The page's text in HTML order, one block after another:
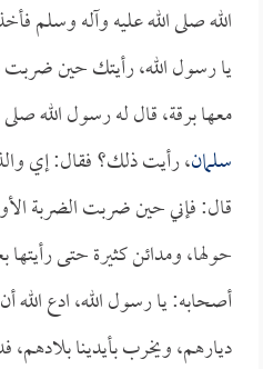
الله صلى الله عليه وآله وسلم
يا رسول الله، رأيتك حين
معها برقة، قال له رسول الله
سلمان، رأيت ذلك؟ فقال: إي
قال: فإني حين ضربت الضربة
حولها، ومدائن كثيرة حتى
أصحابه: يا رسول الله، ادع الله
ديارهم، ويخرب بأيدينا بلادهم،